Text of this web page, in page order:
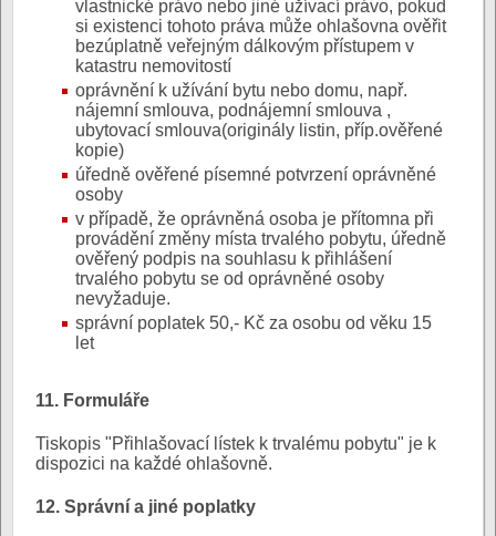
vlastnické právo nebo jiné užívací právo, pokud
si existenci tohoto práva může ohlašovna ověřit
bezúplatně veřejným dálkovým přístupem v
katastru nemovitostí
oprávnění k užívání bytu nebo domu, např.
nájemní smlouva, podnájemní smlouva ,
ubytovací smlouva(originály listin, příp.ověřené
kopie)
úředně ověřené písemné potvrzení oprávněné
osoby
v případě, že oprávněná osoba je přítomna při
provádění změny místa trvalého pobytu, úředně
ověřený podpis na souhlasu k přihlášení
trvalého pobytu se od oprávněné osoby
nevyžaduje.
správní poplatek 50,- Kč za osobu od věku 15
let
11. Formuláře
Tiskopis "Přihlašovací lístek k trvalému pobytu" je k
dispozici na každé ohlašovně.
12. Správní a jiné poplatky